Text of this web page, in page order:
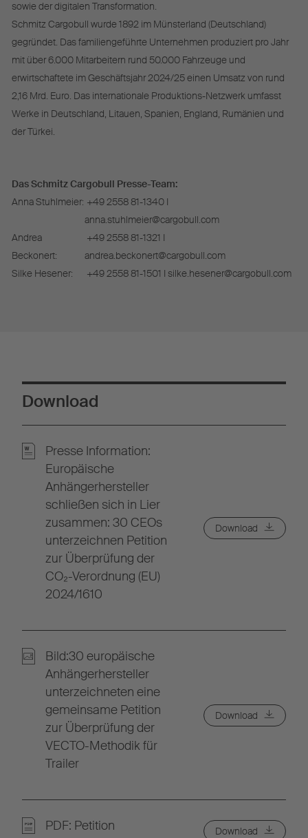
sowie der digitalen Transformation.
Schmitz Cargobull wurde 1892 im Münsterland (Deutschland)
gegründet. Das familiengeführte Unternehmen produziert pro Jahr
mit über 6.000 Mitarbeitern rund 50.000 Fahrzeuge und
erwirtschaftete im Geschäftsjahr 2024/25 einen Umsatz von rund
2,16 Mrd. Euro. Das internationale Produktions-Netzwerk umfasst
Werke in Deutschland, Litauen, Spanien, England, Rumänien und
der Türkei.
Das Schmitz Cargobull Presse-Team:
Anna Stuhlmeier: +49 2558 81-1340 I
anna.stuhlmeier@cargobull.com
Andrea
Beckonert:
+49 2558 81-1321 I
andrea.beckonert@cargobull.com
Silke Hesener:
+49 2558 81-1501 I silke.hesener@cargobull.com
Download
Presse Information:
Europäische
Anhängerhersteller
schließen sich in Lier
zusammen: 30 CEOs
unterzeichnen Petition
zur Überprüfung der
CO₂-Verordnung (EU)
2024/1610
Download
Bild:30 europäische
Anhängerhersteller
unterzeichneten eine
gemeinsame Petition
zur Überprüfung der
VECTO-Methodik für
Trailer
Download
PDF: Petition Download